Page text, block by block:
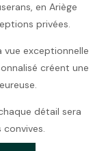
en Ariège
privées.
vue exceptionnelle
créent une
détail sera